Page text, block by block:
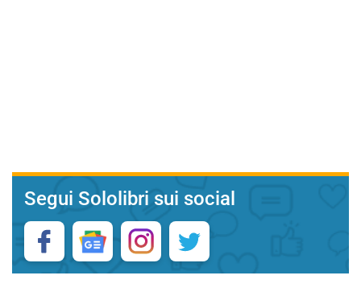
Segui Sololibri sui social